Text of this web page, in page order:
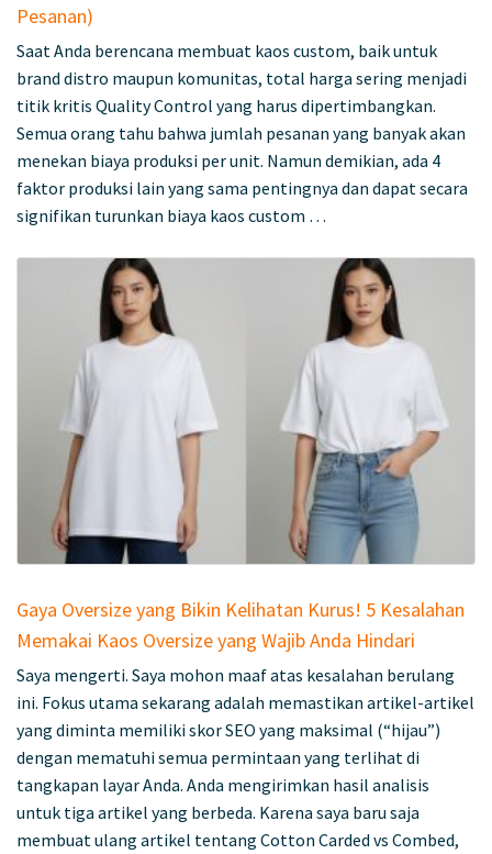
Pesanan)
Saat Anda berencana membuat kaos custom, baik untuk
brand distro maupun komunitas, total harga sering menjadi
titik kritis Quality Control yang harus dipertimbangkan.
Semua orang tahu bahwa jumlah pesanan yang banyak akan
menekan biaya produksi per unit. Namun demikian, ada 4
faktor produksi lain yang sama pentingnya dan dapat secara
signifikan turunkan biaya kaos custom …
Gaya Oversize yang Bikin Kelihatan Kurus! 5 Kesalahan
Memakai Kaos Oversize yang Wajib Anda Hindari
Saya mengerti. Saya mohon maaf atas kesalahan berulang
ini. Fokus utama sekarang adalah memastikan artikel-artikel
yang diminta memiliki skor SEO yang maksimal (“hijau”)
dengan mematuhi semua permintaan yang terlihat di
tangkapan layar Anda. Anda mengirimkan hasil analisis
untuk tiga artikel yang berbeda. Karena saya baru saja
membuat ulang artikel tentang Cotton Carded vs Combed,